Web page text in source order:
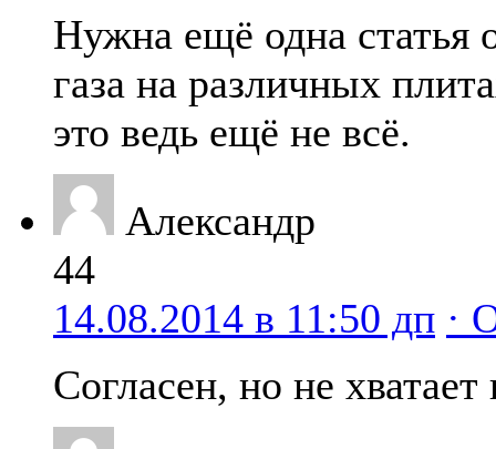
Нужна ещё одна статья
газа на различных
это ведь ещё не всё.
Александр
44
14.08.2014 в 11:50 дп ·
Согласен, но не